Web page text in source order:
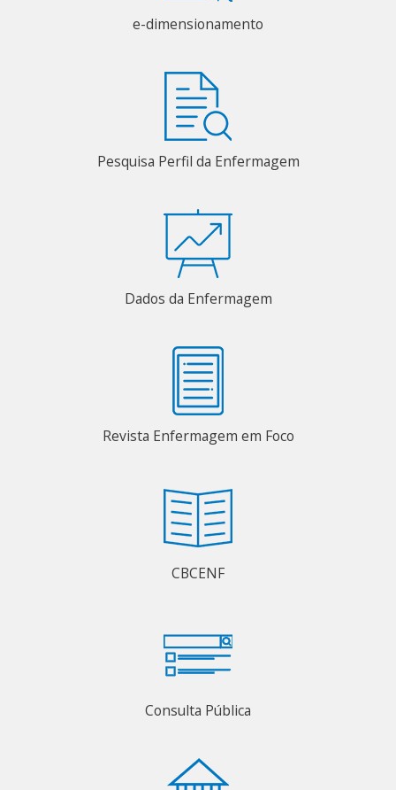
e-dimensionamento
Pesquisa Perfil da Enfermagem
Dados da Enfermagem
Revista Enfermagem em Foco
CBCENF
Consulta Pública